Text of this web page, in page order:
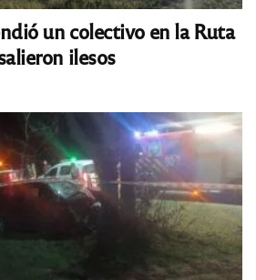
un colectivo en la Ruta
ilesos